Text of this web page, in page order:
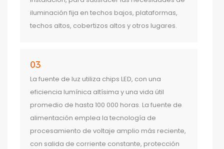
iluminación fija en techos bajos, plataformas,
techos altos, cobertizos altos y otros lugares.
03
La fuente de luz utiliza chips LED, con una
eficiencia lumínica altísima y una vida útil
promedio de hasta 100 000 horas. La fuente de
alimentación emplea la tecnología de
procesamiento de voltaje amplio más reciente,
con salida de corriente constante, protección